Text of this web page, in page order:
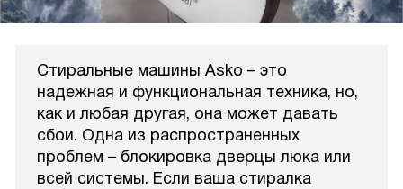
Стиральные машины Asko – это
надежная и функциональная техника, но,
как и любая другая, она может давать
сбои. Одна из распространенных
проблем – блокировка дверцы люка или
всей системы. Если ваша стиралка